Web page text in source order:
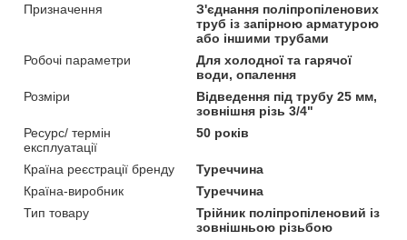
Призначення
З'єднання поліпропіленових
труб із запірною арматурою
або іншими трубами
Робочі параметри
Для холодної та гарячої
води, опалення
Розміри
Відведення під трубу 25 мм,
зовнішня різь 3/4"
Ресурс/ термін
експлуатації
50 років
Країна реєстрації бренду
Туреччина
Країна-виробник
Туреччина
Тип товару
Трійник поліпропіленовий із
зовнішньою різьбою